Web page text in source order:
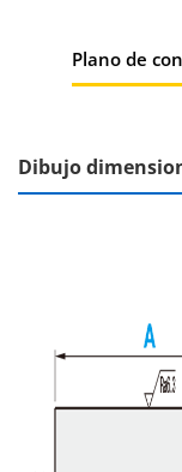
Plano de
Dibujo